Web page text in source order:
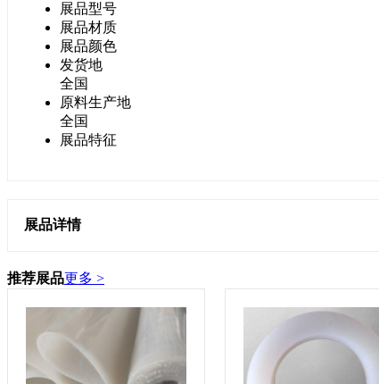
展品型号
展品材质
展品颜色
发货地
全国
原料生产地
全国
展品特征
展品详情
推荐展品更多 >